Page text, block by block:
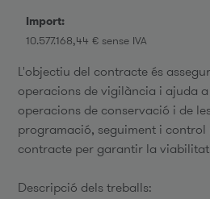
Import:
10.577.168,44 € sense IVA
L'objectiu del contracte és
operacions de vigilància i ajuda
operacions de conservació i de
programació, seguiment i control
contracte per garantir la viabilitat
Descripció dels treballs: